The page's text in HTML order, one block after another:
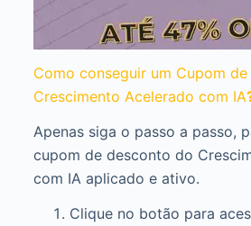
Como conseguir um Cupom
Crescimento Acelerado com IA
Apenas siga o passo a passo,
cupom de desconto do
com IA aplicado e ativo.
Clique no botão para